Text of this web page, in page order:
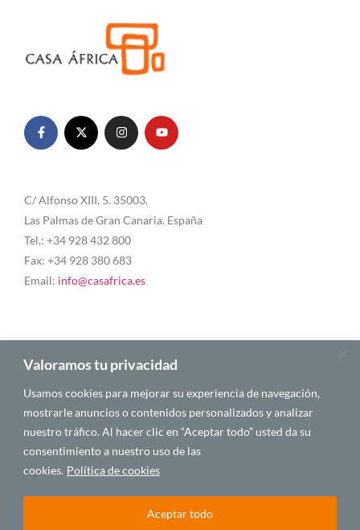
Valoramos tu privacidad
Usamos cookies para mejorar su experiencia de navegación,
mostrarle anuncios o contenidos personalizados y analizar
nuestro tráfico. Al hacer clic en “Aceptar todo” usted da su
consentimiento a nuestro uso de las
cookies. Política de cookies
Aceptar todo
C/ Alfonso XIII, 5. 35003.
Las Palmas de Gran Canaria. España
Tel.: +34 928 432 800
Fax: +34 928 380 683
Email: info@casafrica.es
Blog
Quiénes somos
Autores
Español